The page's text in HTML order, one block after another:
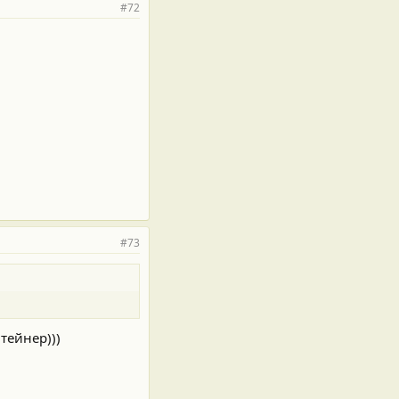
#72
#73